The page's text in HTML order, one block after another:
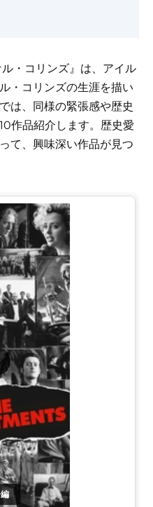
・コリンズ』は、アイル
・コリンズの生涯を描い
は、同様の緊張感や歴史
作品紹介します。歴史愛
て、興味深い作品が見つ